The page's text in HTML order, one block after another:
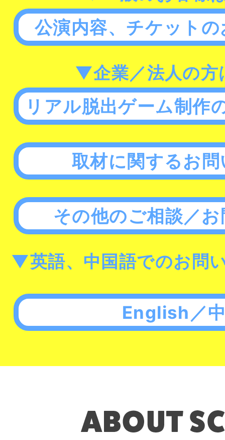
公演内容、チケット
▼企業／法人の方
リアル脱出ゲーム制作
取材に関するお
その他のご相談／
▼英語、中国語でのお問
English／